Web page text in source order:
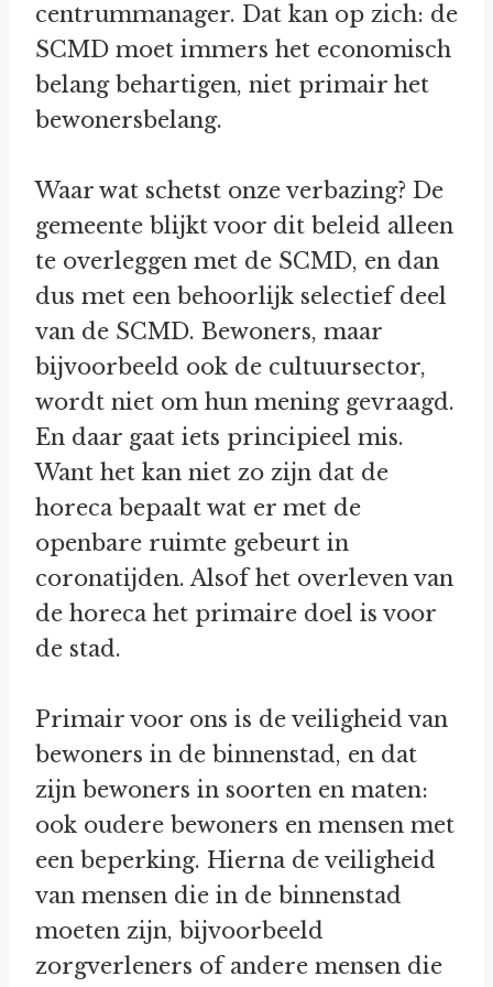
centrummanager. Dat kan op zich: de
SCMD moet immers het economisch
belang behartigen, niet primair het
bewonersbelang.
Waar wat schetst onze verbazing? De
gemeente blijkt voor dit beleid alleen
te overleggen met de SCMD, en dan
dus met een behoorlijk selectief deel
van de SCMD. Bewoners, maar
bijvoorbeeld ook de cultuursector,
wordt niet om hun mening gevraagd.
En daar gaat iets principieel mis.
Want het kan niet zo zijn dat de
horeca bepaalt wat er met de
openbare ruimte gebeurt in
coronatijden. Alsof het overleven van
de horeca het primaire doel is voor
de stad.
Primair voor ons is de veiligheid van
bewoners in de binnenstad, en dat
zijn bewoners in soorten en maten:
ook oudere bewoners en mensen met
een beperking. Hierna de veiligheid
van mensen die in de binnenstad
moeten zijn, bijvoorbeeld
zorgverleners of andere mensen die